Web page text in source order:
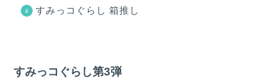
すみっコぐらし 箱推し
すみっコぐらし第3弾